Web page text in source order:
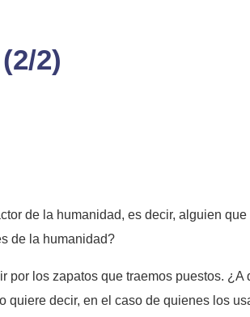
2)
de la humanidad, es decir, alguien
de la humanidad?
por los zapatos que traemos puestos.
quiere decir, en el caso de quienes los